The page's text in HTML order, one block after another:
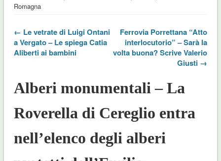
Romagna
← Le vetrate di Luigi Ontani
a Vergato – Le spiega Catia
Aliberti ai bambini
Ferrovia Porrettana “Atto
interlocutorio” – Sarà la
volta buona? Scrive Valerio
Giusti →
Alberi monumentali – La
Roverella di Cereglio entra
nell’elenco degli alberi